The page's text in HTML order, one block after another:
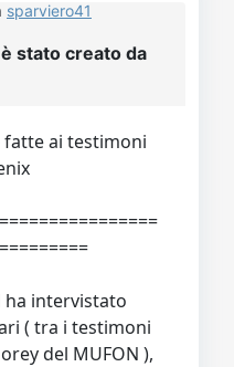
sparviero41
stato creato da
ai testimoni
ha intervistato
( tra i testimoni
del MUFON ),